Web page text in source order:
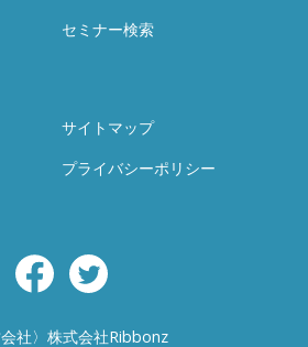
入し、また、積立し、時間と金
から正解と判断しております。
です。長期的・本質的に取り組
。
セミナー検索
サイトマップ
プライバシーポリシー
Facebook
会社〉株式会社Ribbonz